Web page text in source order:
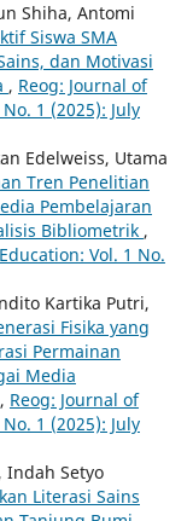
Shiha, Antomi
Siswa SMA
dan Motivasi
, Reog: Journal of
1 (2025): July
Edelweiss, Utama
Tren Penelitian
Pembelajaran
Bibliometrik ,
Vol. 1 No.
Kartika Putri,
Fisika yang
Permainan
Media
, Reog: Journal of
1 (2025): July
Indah Setyo
Literasi Sains